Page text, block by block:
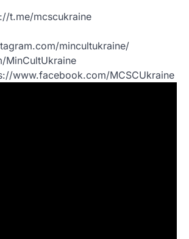
t.me/mcscukraine
mincultukraine/
MinCultUkraine
www.facebook.com/MCSCUkraine